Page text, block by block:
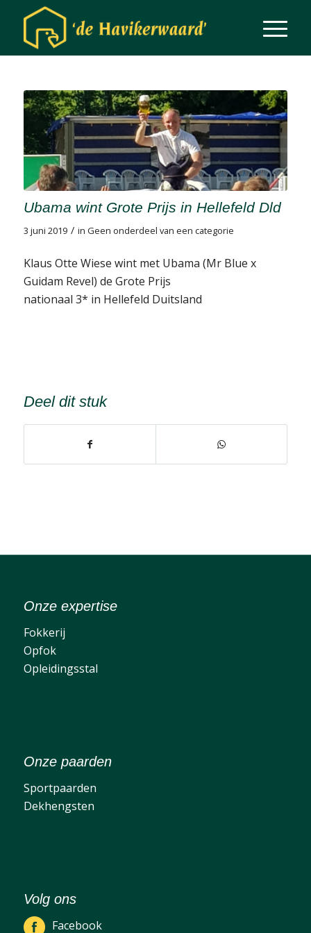
Ubama wint Grote Prijs in Hellefeld Dld
3 juni 2019 / in Geen onderdeel van een categorie
Klaus Otte Wiese wint met Ubama (Mr Blue x
Guidam Revel) de Grote Prijs
nationaal 3* in Hellefeld Duitsland
Deel dit stuk
Onze expertise
Fokkerij
Opfok
Opleidingsstal
Onze paarden
Sportpaarden
Dekhengsten
Volg ons
Facebook